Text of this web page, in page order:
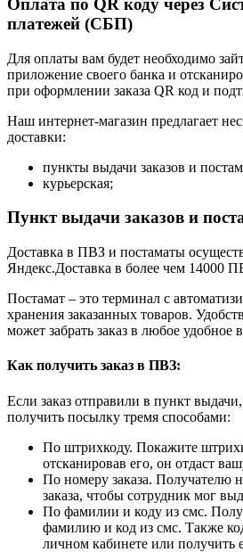
Оплата по QR коду через
платежей (СБП)
Для оплаты вам будет необходимо
приложение своего банка и
при оформлении заказа QR код и
Наш интернет-магазин предлагает
доставки:
пункты выдачи заказов и
курьерская;
Пункт выдачи заказов и
Доставка в ПВЗ и постаматы
Яндекс.Доставка в более чем 14000
Постамат – это терминал с
хранения заказанных товаров.
может забрать заказ в любое удобное
Как получить заказ в ПВЗ:
Если заказ отправили в пункт
получить посылку тремя способами:
По штрихкоду. Покажите
отсканировав его, он отдаст
По номеру заказа. Получателю
заказа, чтобы сотрудник мог
По фамилии и коду из смс.
фамилию и код из смс. Также
личном кабинете или получить